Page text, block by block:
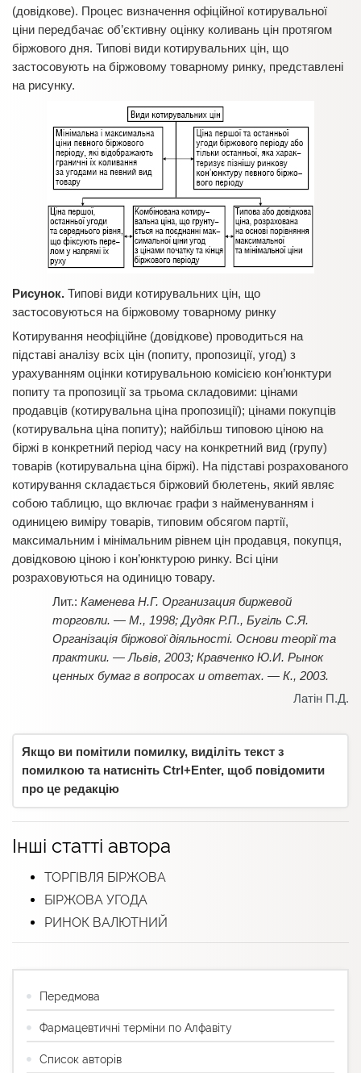
(довідкове). Процес визначення офіційної котирувальної
ціни передбачає об’єктивну оцінку коливань цін протягом
біржового дня. Типові види котирувальних цін, що
застосовують на біржовому товарному ринку, представлені
на рисунку.
Рисунок. Типові види котирувальних цін, що
застосовуються на біржовому товарному ринку
Котирування неофіційне (довідкове) проводиться на
підставі аналізу всіх цін (попиту, пропозиції, угод) з
урахуванням оцінки котирувальною комісією кон’юнктури
попиту та пропозиції за трьома складовими: цінами
продавців (котирувальна ціна пропозиції); цінами покупців
(котирувальна ціна попиту); найбільш типовою ціною на
біржі в конкретний період часу на конкретний вид (групу)
товарів (котирувальна ціна біржі). На підставі розрахованого
котирування складається біржовий бюлетень, який являє
собою таблицю, що включає графи з найменуванням і
одиницею виміру товарів, типовим обсягом партії,
максимальним і мінімальним рівнем цін продавця, покупця,
довідковою ціною і кон’юнктурою ринку. Всі ціни
розраховуються на одиницю товару.
Каменева Н.Г. Организация биржевой
торговли. — М., 1998; Дудяк Р.П., Бугіль С.Я.
Організація біржової діяльності. Основи теорії та
практики. — Львів, 2003; Кравченко Ю.И. Рынок
ценных бумаг в вопросах и ответах. — К., 2003.
Латін П.Д.
Якщо ви помітили помилку, виділіть текст з
помилкою та натисніть Ctrl+Enter, щоб повідомити
про це редакцію
Інші статті автора
ТОРГІВЛЯ БІРЖОВА
БІРЖОВА УГОДА
РИНОК ВАЛЮТНИЙ
Передмова
Фармацевтичні терміни по Алфавіту
Список авторів